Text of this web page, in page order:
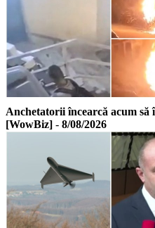
Anchetatorii încearcă acum
[WowBiz] - 8/08/2026